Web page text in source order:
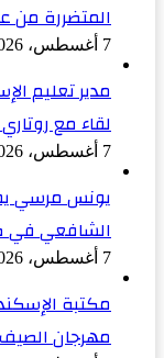
المتضررة من
7 أغسطس، 2026
مدير تعليم
لقاء مع
7 أغسطس، 2026
يونس مرسي
الشافعي في
7 أغسطس، 2026
مكتبة
مهرجان